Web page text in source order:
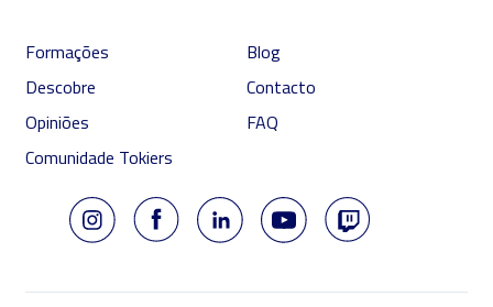
Formações
Descobre
Opiniões
Comunidade Tokiers
Blog
Contacto
FAQ